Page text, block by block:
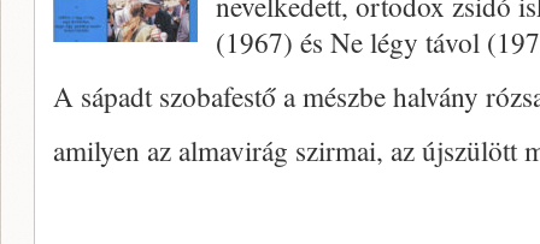
(1967) és Ne légy távol
A sápadt szobafestő a mészbe halvány
amilyen az almavirág szirmai, az újszülött